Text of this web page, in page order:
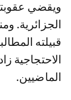
ويقضي
الجزائرية.
قبيلته
الاحتجاجية
الماضيين.